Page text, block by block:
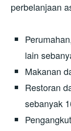
perbelanjaan
lain
Makanan
Restoran
sebanyak